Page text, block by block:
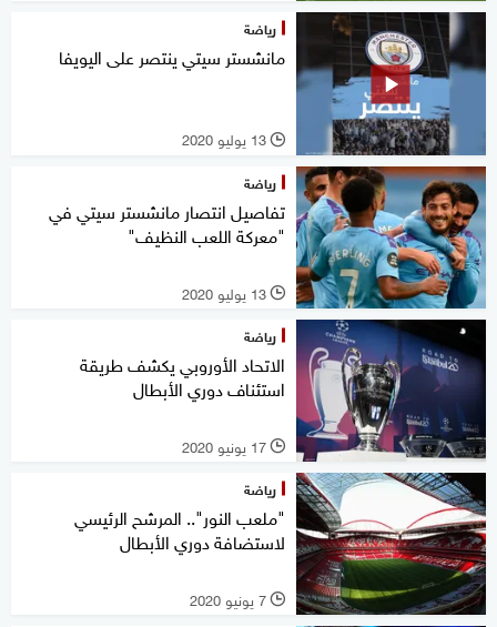
رياضة
مانشستر سيتي ينتصر على اليويفا
l 13 يوليو 2020
رياضة
تفاصيل انتصار مانشستر سيتي في
"معركة اللعب النظيف"
l 13 يوليو 2020
رياضة
الاتحاد الأوروبي يكشف طريقة
استئناف دوري الأبطال
l 17 يونيو 2020
رياضة
"ملعب النور".. المرشح الرئيسي
لاستضافة دوري الأبطال
l 7 يونيو 2020